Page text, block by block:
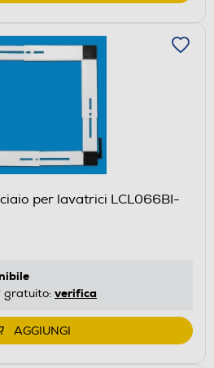
per lavatrici LCL066BI-
gratuito: verifica
AGGIUNGI